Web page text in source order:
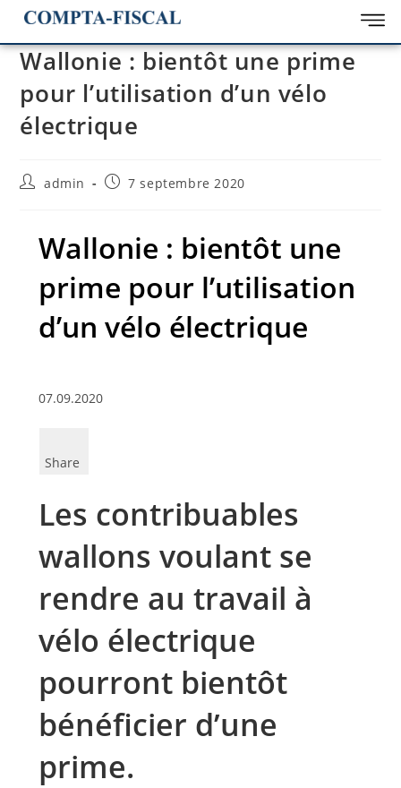
Wallonie : bientôt une prime
pour l’utilisation d’un vélo
électrique
admin 7 septembre 2020
Wallonie : bientôt une
prime pour l’utilisation
d’un vélo électrique
07.09.2020
Share
Les contribuables
wallons voulant se
rendre au travail à
vélo électrique
pourront bientôt
bénéficier d’une
prime.